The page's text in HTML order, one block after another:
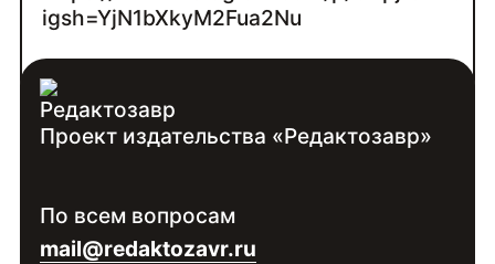
igsh=YjN1bXkyM2Fua2Nu
Контакты:
Войдите
специалиста
Проект издательства «Редактозавр»
По всем вопросам
mail@redaktozavr.ru